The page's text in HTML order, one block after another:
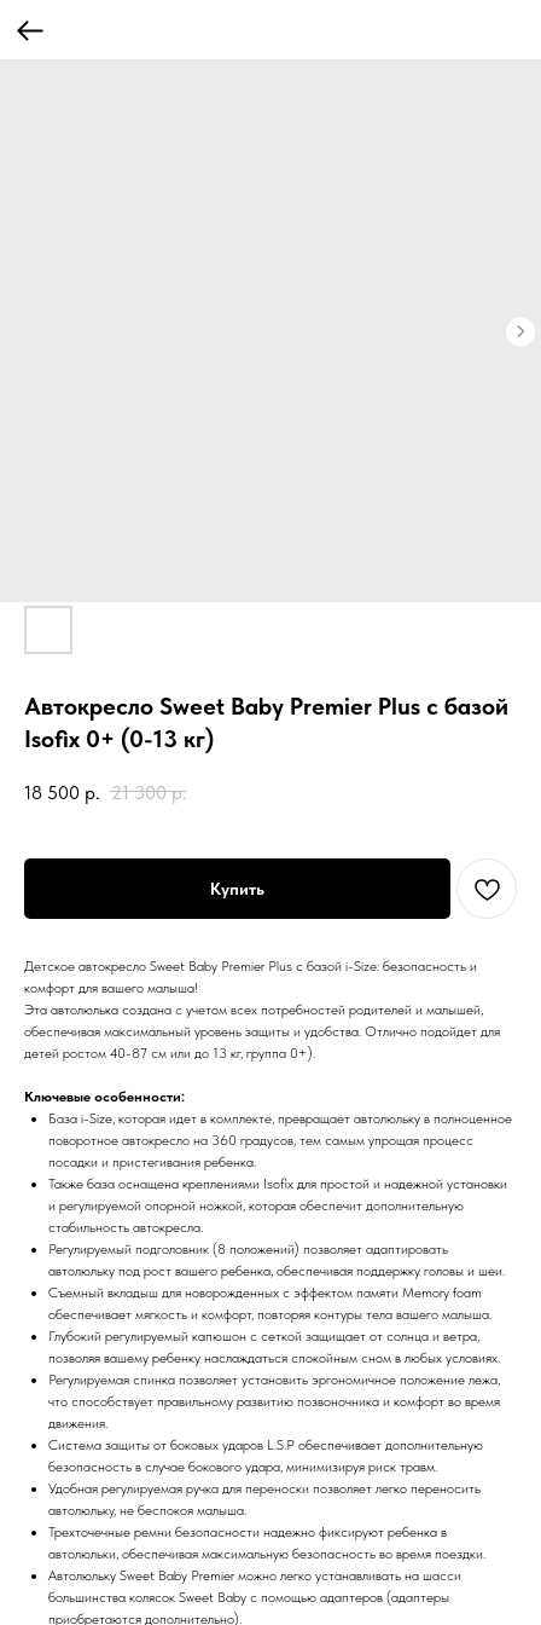
Автокресло Sweet Baby Premier Plus с базой
Isofix 0+ (0-13 кг)
18 500 р. 21 300 р.
Купить
Детское автокресло Sweet Baby Premier Plus c базой i-Size: безопасность и
комфорт для вашего малыша!
Эта автолюлька создана с учетом всех потребностей родителей и малышей,
обеспечивая максимальный уровень защиты и удобства. Отлично подойдет для
детей ростом 40-87 см или до 13 кг, группа 0+).
Ключевые особенности:
База i-Size, которая идет в комплекте, превращает автолюльку в полноценное
поворотное автокресло на 360 градусов, тем самым упрощая процесс
посадки и пристегивания ребенка.
Также база оснащена креплениями Isofix для простой и надежной установки
и регулируемой опорной ножкой, которая обеспечит дополнительную
стабильность автокресла.
Регулируемый подголовник (8 положений) позволяет адаптировать
автолюльку под рост вашего ребенка, обеспечивая поддержку головы и шеи.
Съемный вкладыш для новорожденных с эффектом памяти Memory foam
обеспечивает мягкость и комфорт, повторяя контуры тела вашего малыша.
Глубокий регулируемый капюшон с сеткой защищает от солнца и ветра,
позволяя вашему ребенку наслаждаться спокойным сном в любых условиях.
Регулируемая спинка позволяет установить эргономичное положение лежа,
что способствует правильному развитию позвоночника и комфорт во время
движения.
Система защиты от боковых ударов L.S.P обеспечивает дополнительную
безопасность в случае бокового удара, минимизируя риск травм.
Удобная регулируемая ручка для переноски позволяет легко переносить
автолюльку, не беспокоя малыша.
Трехточечные ремни безопасности надежно фиксируют ребенка в
автолюльки, обеспечивая максимальную безопасность во время поездки.
Автолюльку Sweet Baby Premier можно легко устанавливать на шасси
большинства колясок Sweet Baby с помощью адаптеров (адаптеры
приобретаются дополнительно).